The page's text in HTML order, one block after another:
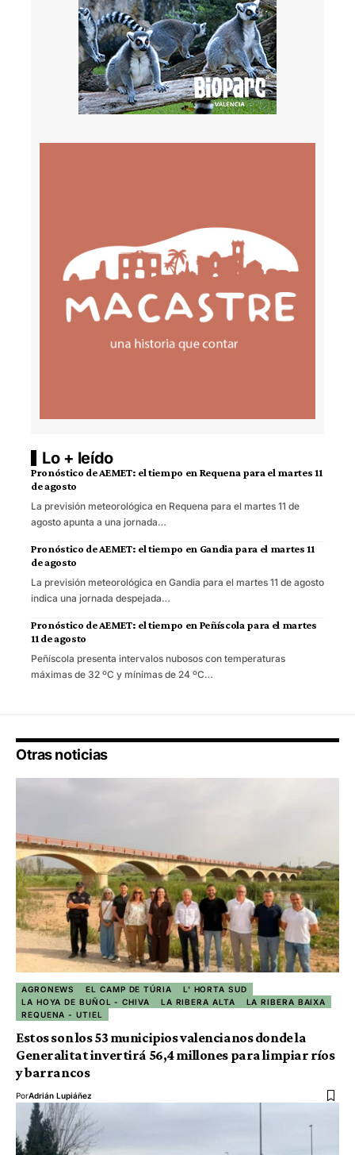
Lo + leído
Pronóstico de AEMET: el tiempo en Requena para el martes 11
de agosto
La previsión meteorológica en Requena para el martes 11 de
agosto apunta a una jornada…
Pronóstico de AEMET: el tiempo en Gandia para el martes 11
de agosto
La previsión meteorológica en Gandia para el martes 11 de agosto
indica una jornada despejada…
Pronóstico de AEMET: el tiempo en Peñíscola para el martes
11 de agosto
Peñíscola presenta intervalos nubosos con temperaturas
máximas de 32 ºC y mínimas de 24 ºC…
Otras noticias
AGRONEWS EL CAMP DE TÚRIA
L' HORTA SUD
LA HOYA DE BUÑOL - CHIVA
LA RIBERA ALTA
LA RIBERA BAIXA
REQUENA - UTIEL
Estos son los 53 municipios valencianos donde la
Generalitat invertirá 56,4 millones para limpiar ríos
y barrancos
PorAdrián Lupiáñez